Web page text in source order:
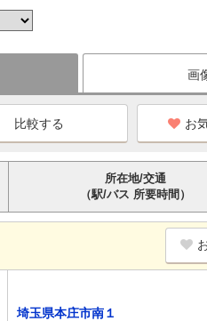
画
お
所在地/交通
（駅/バス 所要時間）
埼玉県本庄市南１